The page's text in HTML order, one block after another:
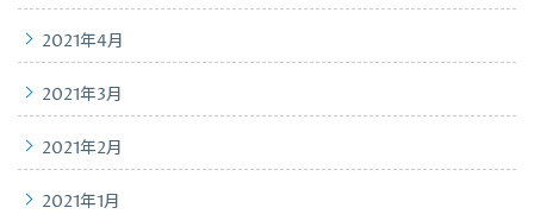
2021年4月
2021年3月
2021年2月
2021年1月